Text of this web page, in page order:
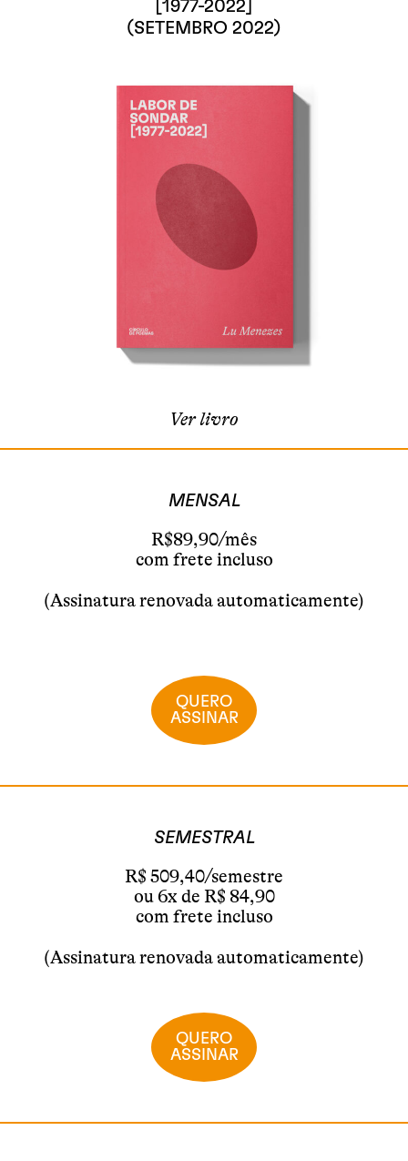
[1977-2022]
(SETEMBRO 2022)
Ver livro
MENSAL
R$89,90/mês
com frete incluso
(Assinatura renovada automaticamente)
QUERO
ASSINAR
SEMESTRAL
R$ 509,40/semestre
ou 6x de R$ 84,90
com frete incluso
(Assinatura renovada automaticamente)
QUERO
ASSINAR